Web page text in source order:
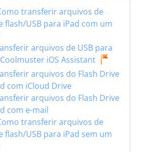
transferir arquivos de
flash/USB para iPad com um
arquivos de USB para
iOS Assistant
arquivos do Flash Drive
com iCloud Drive
arquivos do Flash Drive
com e-mail
transferir arquivos de
flash/USB para iPad sem um